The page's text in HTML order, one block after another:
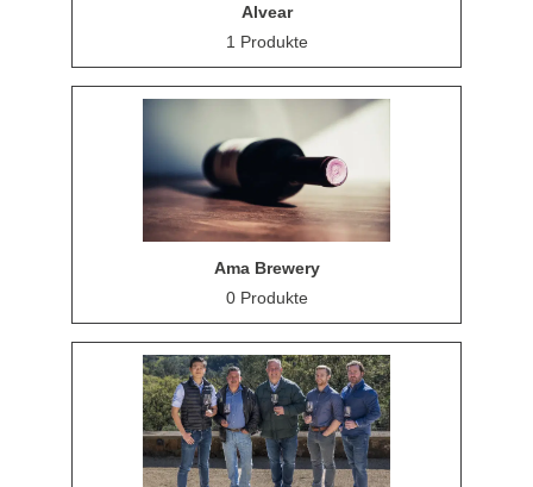
Alvear
1 Produkte
Ama Brewery
0 Produkte